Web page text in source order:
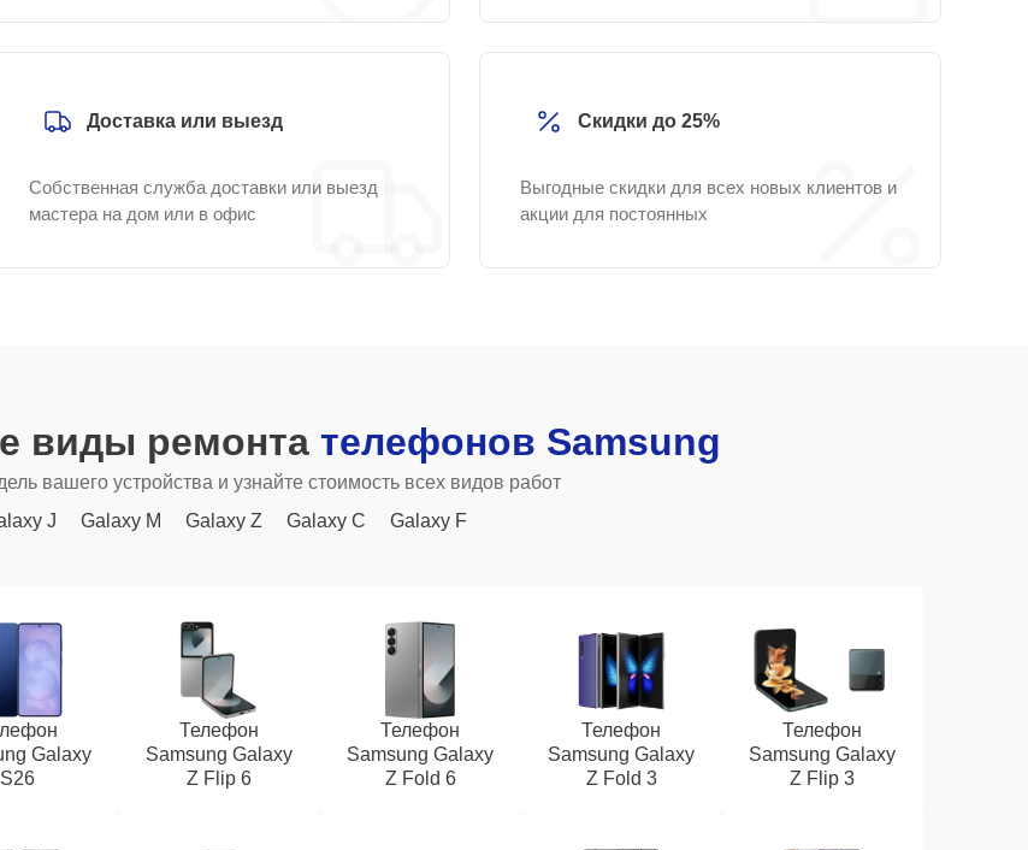
Доставка или выезд
Собственная служба доставки или выезд
мастера на дом или в офис
Скидки до 25%
Выгодные скидки для всех новых клиентов и
акции для постоянных
виды ремонта телефонов Samsung
вашего устройства и узнайте стоимость всех видов работ
J Galaxy M Galaxy Z Galaxy C Galaxy F
Galaxy
S26
Телефон
Samsung Galaxy
Z Flip 6
Телефон
Samsung Galaxy
Z Fold 6
Телефон
Samsung Galaxy
Z Fold 3
Телефон
Samsung Galaxy
Z Flip 3